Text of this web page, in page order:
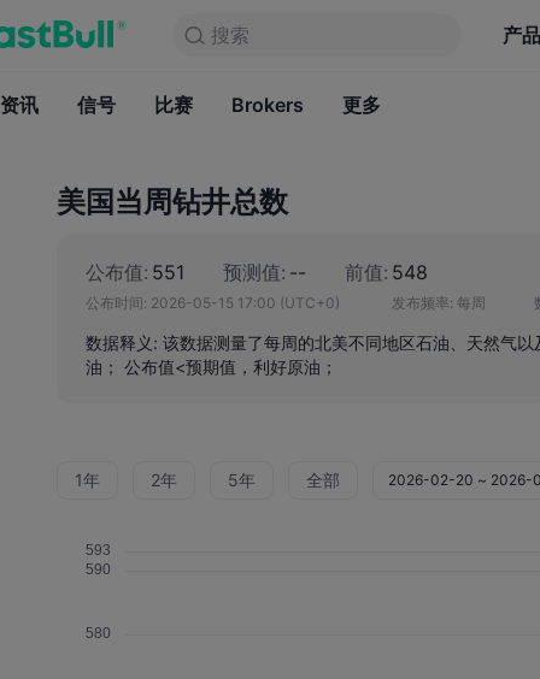
搜索 产品
资讯 信号
搜索
资讯 信号 比赛 Brokers 更多
美国当周钻井总数
公布值: 551 预测值: -- 前值: 548
公布时间: 2026-05-15 17:00 (UTC+0) 发布频率: 每周
数据释义: 该数据测量了每周的北美不同地区石油、天然气
油； 公布值<预期值，利好原油；
1年 2年 5年 全部